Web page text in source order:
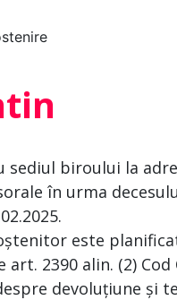
sediul biroului la
în urma
este
2390 alin. (2)
devoluțiune și